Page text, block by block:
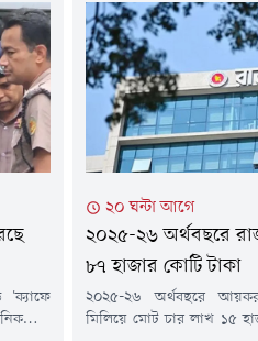
এ দাম
বলা
৩২ হাজার ৯৩০ টাকা
বৃহস্পতিবার (৬ আগস্ট) সকালে
জানিয়েছে বাজুস। নতুন এ
'ক্যাফে
২০ ঘন্টা আগে
২০২৫-২৬ অর্থবছরে
৮৭ হাজার কোটি টাকা
২০২৫-২৬ অর্থবছরে
মিলিয়ে মোট চার লাখ ১৫